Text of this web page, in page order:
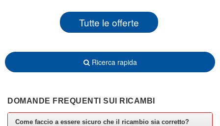
Tutte le offerte
Ricerca rapida
DOMANDE FREQUENTI SUI RICAMBI
Come faccio a essere sicuro che il ricambio sia corretto?